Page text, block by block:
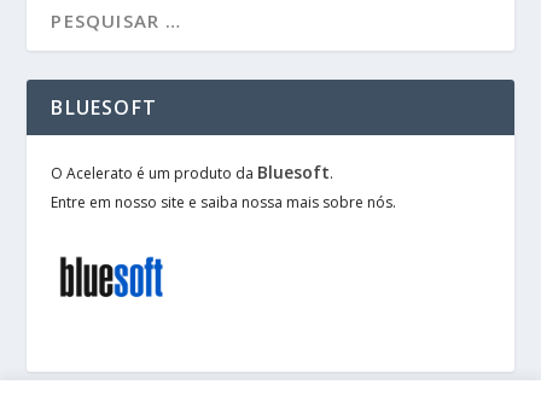
BLUESOFT
O Acelerato é um produto da Bluesoft.
Entre em nosso site e saiba nossa mais sobre nós.